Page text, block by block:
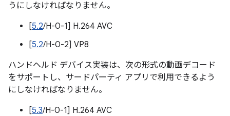
うにしなければなりません。
[5.2/H-0-1] H.264 AVC
[5.2/H-0-2] VP8
ハンドヘルド デバイス実装は、次の形式の動画デコード
をサポートし、サードパーティ アプリで利用できるよう
にしなければなりません。
[5.3/H-0-1] H.264 AVC